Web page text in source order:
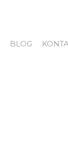
BLOG